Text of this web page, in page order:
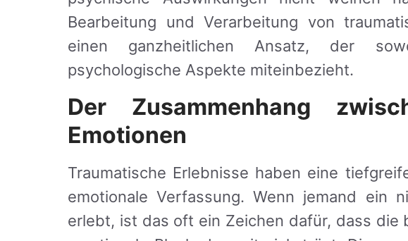
Bearbeitung und Verarbeitung von
einen ganzheitlichen Ansatz, der
psychologische Aspekte miteinbezieht.
Der Zusammenhang
Emotionen
Traumatische Erlebnisse haben eine
emotionale Verfassung. Wenn jemand ein
erlebt, ist das oft ein Zeichen dafür, dass die